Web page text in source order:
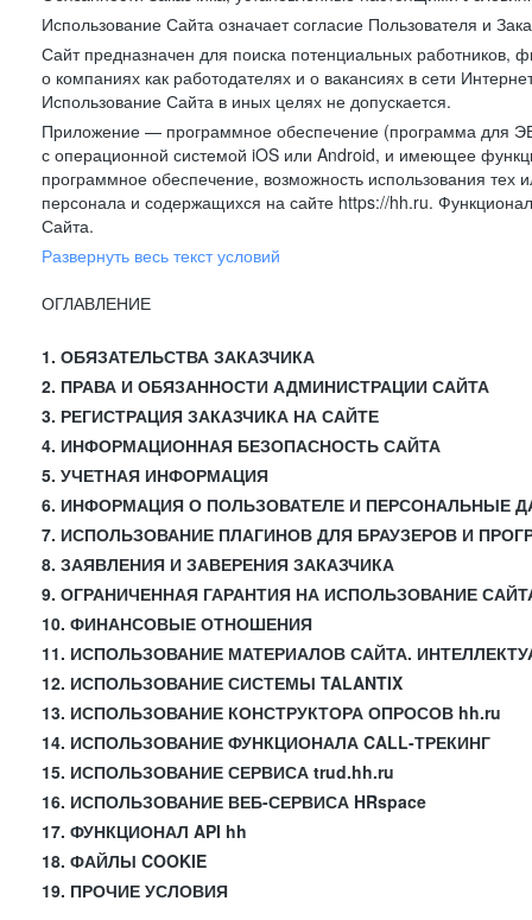
Использование Сайта означает согласие Пользователя и
Сайт предназначен для поиска потенциальных
о компаниях как работодателях и о вакансиях в сети
Использование Сайта в иных целях не допускается.
Приложение — программное обеспечение (программа для
с операционной системой iOS или Android, и имеющее
программное обеспечение, возможность использования
персонала и содержащихся на сайте https://hh.ru.
Сайта.
Развернуть весь текст условий
ОГЛАВЛЕНИЕ
1. ОБЯЗАТЕЛЬСТВА ЗАКАЗЧИКА
2. ПРАВА И ОБЯЗАННОСТИ АДМИНИСТРАЦИИ САЙТА
3. РЕГИСТРАЦИЯ ЗАКАЗЧИКА НА САЙТЕ
4. ИНФОРМАЦИОННАЯ БЕЗОПАСНОСТЬ САЙТА
5. УЧЕТНАЯ ИНФОРМАЦИЯ
6. ИНФОРМАЦИЯ О ПОЛЬЗОВАТЕЛЕ И ПЕРСОНАЛЬНЫЕ
7. ИСПОЛЬЗОВАНИЕ ПЛАГИНОВ ДЛЯ БРАУЗЕРОВ И
8. ЗАЯВЛЕНИЯ И ЗАВЕРЕНИЯ ЗАКАЗЧИКА
9. ОГРАНИЧЕННАЯ ГАРАНТИЯ НА ИСПОЛЬЗОВАНИЕ
10. ФИНАНСОВЫЕ ОТНОШЕНИЯ
11. ИСПОЛЬЗОВАНИЕ МАТЕРИАЛОВ САЙТА.
12. ИСПОЛЬЗОВАНИЕ СИСТЕМЫ TALANTIX
13. ИСПОЛЬЗОВАНИЕ КОНСТРУКТОРА ОПРОСОВ hh.ru
14. ИСПОЛЬЗОВАНИЕ ФУНКЦИОНАЛА CALL-ТРЕКИНГ
15. ИСПОЛЬЗОВАНИЕ СЕРВИСА trud.hh.ru
16. ИСПОЛЬЗОВАНИЕ ВЕБ-СЕРВИСА HRspace
17. ФУНКЦИОНАЛ API hh
18. ФАЙЛЫ COOKIE
19. ПРОЧИЕ УСЛОВИЯ